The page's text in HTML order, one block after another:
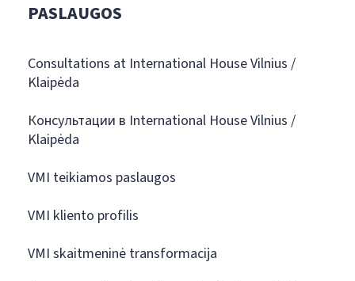
PASLAUGOS
Consultations at International House Vilnius /
Klaipėda
Консультации в International House Vilnius /
Klaipėda
VMI teikiamos paslaugos
VMI kliento profilis
VMI skaitmeninė transformacija